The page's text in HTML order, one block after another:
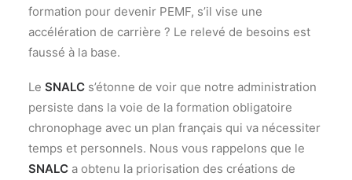
formation pour devenir PEMF, s’il vise une
accélération de carrière ? Le relevé de besoins est
faussé à la base.
Le SNALC s’étonne de voir que notre administration
persiste dans la voie de la formation obligatoire
chronophage avec un plan français qui va nécessiter
temps et personnels. Nous vous rappelons que le
SNALC a obtenu la priorisation des créations de